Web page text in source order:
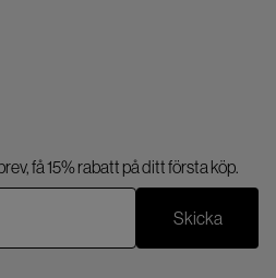
få 15% rabatt på ditt första köp.
Skicka